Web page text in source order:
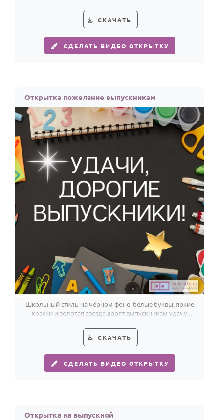
СКАЧАТЬ
СДЕЛАТЬ ВИДЕО ОТКРЫТКУ
Открытка пожелание выпускникам
Школьный стиль на чёрном фоне: белые буквы, яркие
краски и золотая звезда дарят выпускникам удачу
СКАЧАТЬ
СДЕЛАТЬ ВИДЕО ОТКРЫТКУ
Открытка на выпускной